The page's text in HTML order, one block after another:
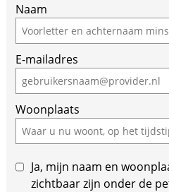
If
you
are
a
human,
ignore
this
field
Naam
E-mailadres
Woonplaats
Ja, mijn naam en
zichtbaar zijn onder de